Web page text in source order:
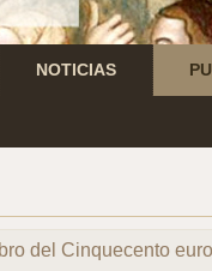
NOTICIAS
del Cinquecento